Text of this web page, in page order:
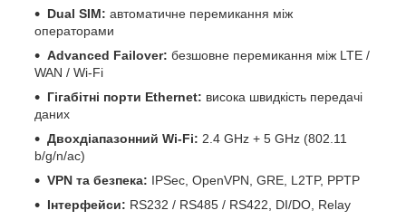
Dual SIM: автоматичне перемикання між
операторами
Advanced Failover: безшовне перемикання між LTE /
WAN / Wi-Fi
Гігабітні порти Ethernet: висока швидкість передачі
даних
Двохдіапазонний Wi-Fi: 2.4 GHz + 5 GHz (802.11
b/g/n/ac)
VPN та безпека: IPSec, OpenVPN, GRE, L2TP, PPTP
Інтерфейси: RS232 / RS485 / RS422, DI/DO, Relay